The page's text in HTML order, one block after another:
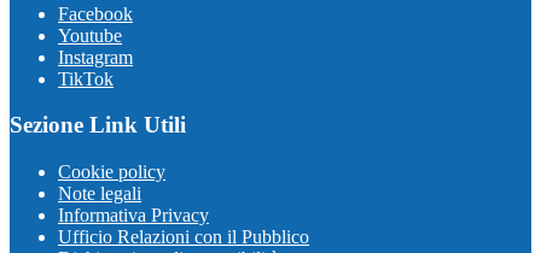
Facebook
Youtube
Instagram
TikTok
Sezione Link Utili
Cookie policy
Note legali
Informativa Privacy
Ufficio Relazioni con il Pubblico